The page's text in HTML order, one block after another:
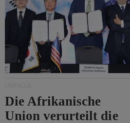
Die Afrikanische
Union verurteilt die